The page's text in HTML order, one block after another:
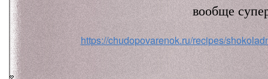
вообще
https://chudopovarenok.ru/recipes/